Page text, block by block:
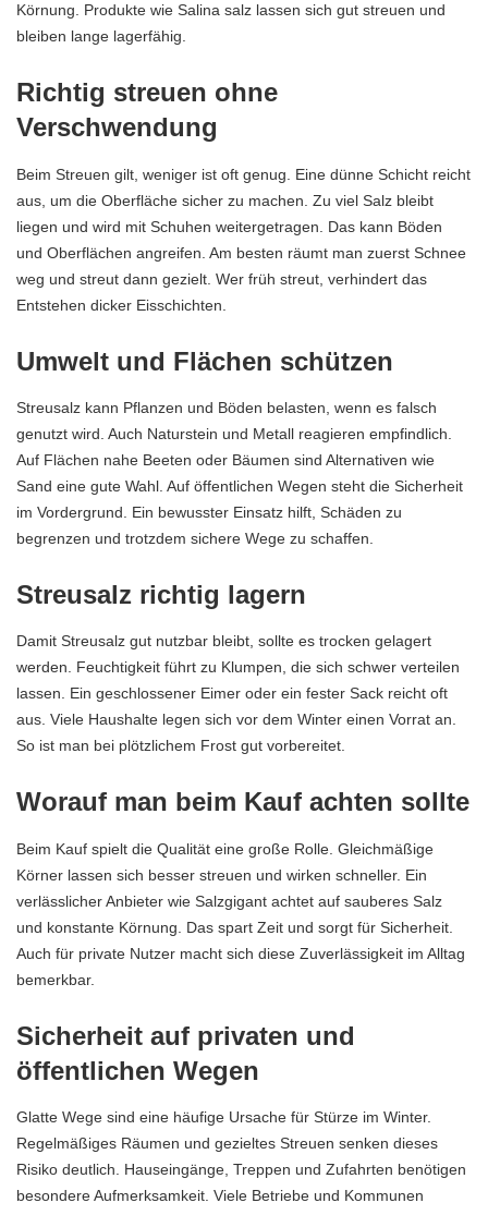
Körnung. Produkte wie Salina salz lassen sich gut streuen und
bleiben lange lagerfähig.
Richtig streuen ohne
Verschwendung
Beim Streuen gilt, weniger ist oft genug. Eine dünne Schicht reicht
aus, um die Oberfläche sicher zu machen. Zu viel Salz bleibt
liegen und wird mit Schuhen weitergetragen. Das kann Böden
und Oberflächen angreifen. Am besten räumt man zuerst Schnee
weg und streut dann gezielt. Wer früh streut, verhindert das
Entstehen dicker Eisschichten.
Umwelt und Flächen schützen
Streusalz kann Pflanzen und Böden belasten, wenn es falsch
genutzt wird. Auch Naturstein und Metall reagieren empfindlich.
Auf Flächen nahe Beeten oder Bäumen sind Alternativen wie
Sand eine gute Wahl. Auf öffentlichen Wegen steht die Sicherheit
im Vordergrund. Ein bewusster Einsatz hilft, Schäden zu
begrenzen und trotzdem sichere Wege zu schaffen.
Streusalz richtig lagern
Damit Streusalz gut nutzbar bleibt, sollte es trocken gelagert
werden. Feuchtigkeit führt zu Klumpen, die sich schwer verteilen
lassen. Ein geschlossener Eimer oder ein fester Sack reicht oft
aus. Viele Haushalte legen sich vor dem Winter einen Vorrat an.
So ist man bei plötzlichem Frost gut vorbereitet.
Worauf man beim Kauf achten sollte
Beim Kauf spielt die Qualität eine große Rolle. Gleichmäßige
Körner lassen sich besser streuen und wirken schneller. Ein
verlässlicher Anbieter wie Salzgigant achtet auf sauberes Salz
und konstante Körnung. Das spart Zeit und sorgt für Sicherheit.
Auch für private Nutzer macht sich diese Zuverlässigkeit im Alltag
bemerkbar.
Sicherheit auf privaten und
öffentlichen Wegen
Glatte Wege sind eine häufige Ursache für Stürze im Winter.
Regelmäßiges Räumen und gezieltes Streuen senken dieses
Risiko deutlich. Hauseingänge, Treppen und Zufahrten benötigen
besondere Aufmerksamkeit. Viele Betriebe und Kommunen